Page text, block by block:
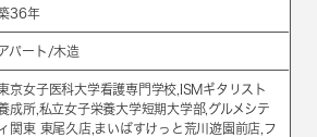
36年
アパート/木造
京女子医科大学看護専門学校,ISMギタリスト
成所,私立女子栄養大学短期大学部,グルメシテ
ィ関東 東尾久店,まいばすけっと荒川遊園前店,フ